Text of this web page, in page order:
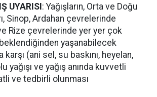
UYARISI : Yağışların, Orta ve Doğu
Sinop, Ardahan çevrelerinde
Rize çevrelerinde yer yer çok
yaşanabilecek
(ani sel, su baskını, heyelan,
yağışı ve yağış anında kuvvetli
ve tedbirli olunması